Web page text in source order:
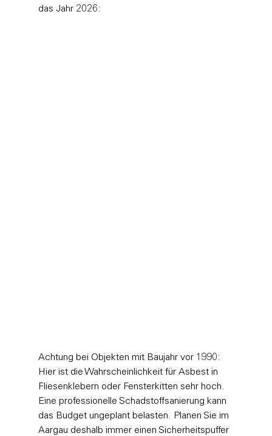
das Jahr 2026:
Achtung bei Objekten mit Baujahr vor 1990:
Hier ist die Wahrscheinlichkeit für Asbest in
Fliesenklebern oder Fensterkitten sehr hoch.
Eine professionelle Schadstoffsanierung kann
das Budget ungeplant belasten. Planen Sie im
Aargau deshalb immer einen Sicherheitspuffer